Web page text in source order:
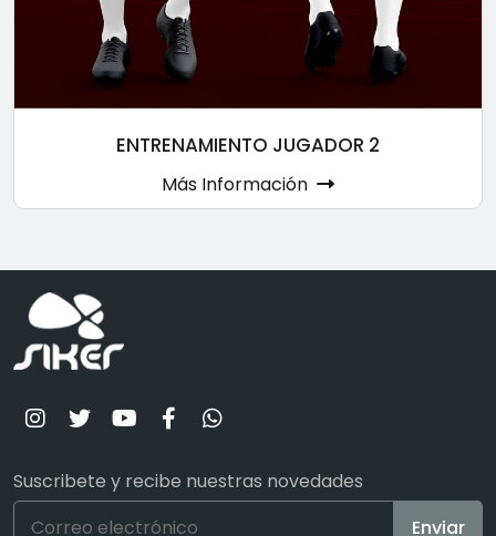
ENTRENAMIENTO JUGADOR 2
Más Información
Suscribete y recibe nuestras novedades
Enviar